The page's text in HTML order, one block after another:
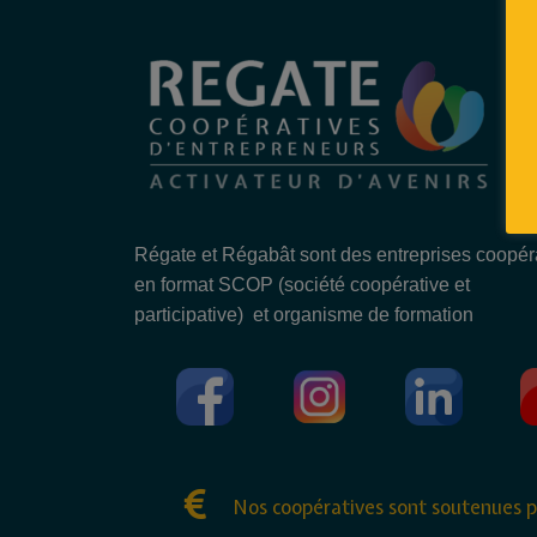
Régate et Régabât sont des entreprises
en format SCOP (société coopérative et
participative) et organisme de formation
Nos coopératives sont soutenues